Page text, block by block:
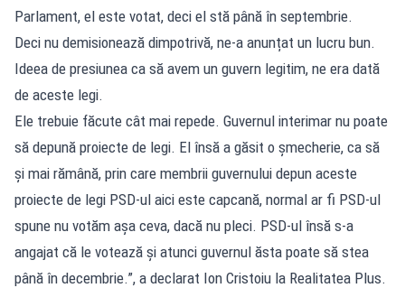
Parlament, el este votat, deci el stă până în septembrie.
Deci nu demisionează dimpotrivă, ne-a anunțat un lucru bun.
Ideea de presiunea ca să avem un guvern legitim, ne era dată
de aceste legi.
Ele trebuie făcute cât mai repede. Guvernul interimar nu poate
să depună proiecte de legi. El însă a găsit o șmecherie, ca să
și mai rămână, prin care membrii guvernului depun aceste
proiecte de legi PSD-ul aici este capcană, normal ar fi PSD-ul
spune nu votăm așa ceva, dacă nu pleci. PSD-ul însă s-a
angajat că le votează și atunci guvernul ăsta poate să stea
până în decembrie.”, a declarat Ion Cristoiu la Realitatea Plus.